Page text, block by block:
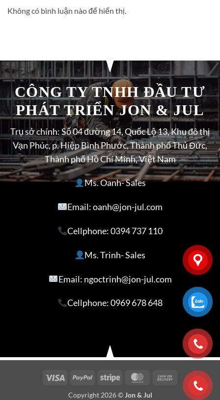
Không có bình luận nào để hiển thị.
CÔNG TY TNHH ĐẦU TƯ
PHÁT TRIỂN JON & JUL
Trụ sở chính: Số 04 đường 14, Quốc Lộ 13, Khu đô thị
Vạn Phúc, p. Hiệp Bình Phước, Thành phố Thủ Đức,
Thành phố Hồ Chí Minh, Việt Nam
Ms. Oanh- Sales
Email: oanh@jon-jul.com
Cellphone:0394 737 110
Ms. Trinh- Sales
Email: ngoctrinh@jon-jul.com
Cellphone:0969 678 648
Visa PayPal Stripe MasterCardCash
On
Copyright 2026 © Jon & Jul